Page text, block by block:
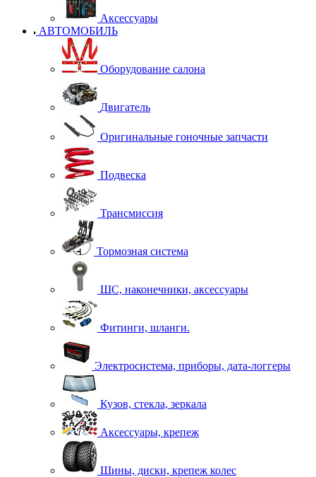
Аксессуары
АВТОМОБИЛЬ
Оборудование салона
Двигатель
Оригинальные гоночные запчасти
Подвеска
Трансмиссия
Тормозная система
ШС, наконечники, аксессуары
Фитинги, шланги.
Электросистема, приборы, дата-логгеры
Кузов, стекла, зеркала
Аксессуары, крепеж
Шины, диски, крепеж колес